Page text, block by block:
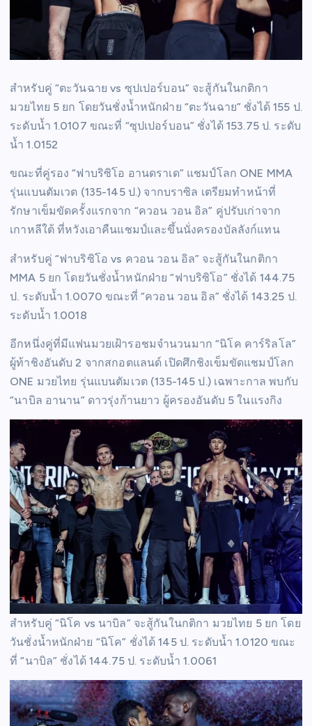
สำหรับคู่ “ตะวันฉาย vs ซุปเปอร์บอน” จะสู้กันในกติกา
มวยไทย 5 ยก โดยวันชั่งน้ำหนักฝ่าย “ตะวันฉาย” ชั่งได้ 155 ป.
ระดับน้ำ 1.0107 ขณะที่ “ซุปเปอร์บอน” ชั่งได้ 153.75 ป. ระดับ
น้ำ 1.0152
ขณะที่คู่รอง “ฟาบริซิโอ อานดราเด” แชมป์โลก ONE MMA
รุ่นแบนตัมเวต (135-145 ป.) จากบราซิล เตรียมทำหน้าที่
รักษาเข็มขัดครั้งแรกจาก “ควอน วอน อิล” คู่ปรับเก่าจาก
เกาหลีใต้ ที่หวังเอาคืนแชมป์และขึ้นนั่งครองบัลลังก์แทน
สำหรับคู่ “ฟาบริซิโอ vs ควอน วอน อิล” จะสู้กันในกติกา
MMA 5 ยก โดยวันชั่งน้ำหนักฝ่าย “ฟาบริซิโอ” ชั่งได้ 144.75
ป. ระดับน้ำ 1.0070 ขณะที่ “ควอน วอน อิล” ชั่งได้ 143.25 ป.
ระดับน้ำ 1.0018
อีกหนึ่งคู่ที่มีแฟนมวยเฝ้ารอชมจำนวนมาก “นิโค คาร์ริลโล”
ผู้ท้าชิงอันดับ 2 จากสกอตแลนด์ เปิดศึกชิงเข็มขัดแชมป์โลก
ONE มวยไทย รุ่นแบนตัมเวต (135-145 ป.) เฉพาะกาล พบกับ
“นาบิล อานาน” ดาวรุ่งก้านยาว ผู้ครองอันดับ 5 ในแรงกิง
สำหรับคู่ “นิโค vs นาบิล” จะสู้กันในกติกา มวยไทย 5 ยก โดย
วันชั่งน้ำหนักฝ่าย “นิโค” ชั่งได้ 145 ป. ระดับน้ำ 1.0120 ขณะ
ที่ “นาบิล” ชั่งได้ 144.75 ป. ระดับน้ำ 1.0061